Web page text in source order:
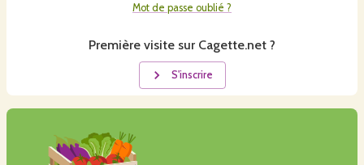
Mot de passe oublié ?
Première visite sur Cagette.net ?
S'inscrire